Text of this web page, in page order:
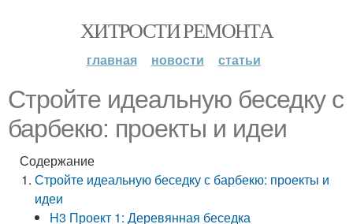
ХИТРОСТИ РЕМОНТА
главная новости статьи
Стройте идеальную беседку с
барбекю: проекты и идеи
Содержание
Стройте идеальную беседку с барбекю: проекты и
идеи
H3 Проект 1: Деревянная беседка